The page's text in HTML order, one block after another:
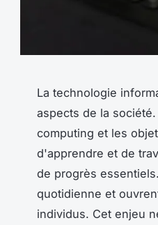
La technologie
aspects de la
computing et les
d'apprendre et de
de progrès
quotidienne et
individus. Cet enjeu